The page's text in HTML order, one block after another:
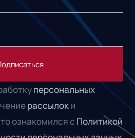
персональных
рассылоки
ознакомился с Политикой